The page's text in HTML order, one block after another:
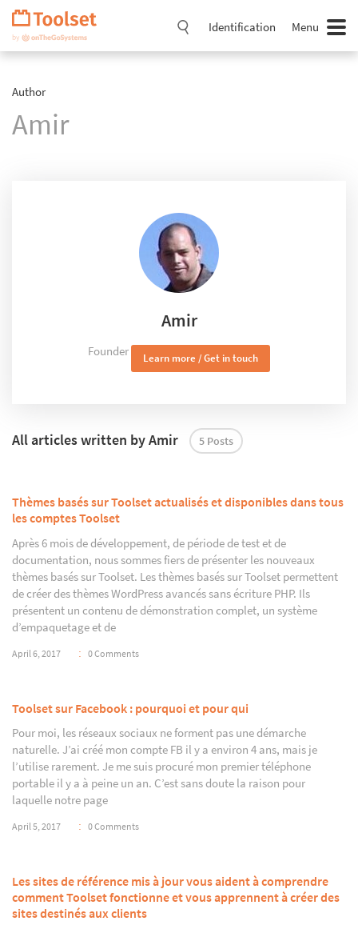
Passer
navigation
Identification Menu
Author
Amir
Amir
Founder Learn more / Get in touch
All articles written by Amir 5 Posts
Thèmes basés sur Toolset actualisés et disponibles dans tous
les comptes Toolset
Après 6 mois de développement, de période de test et de
documentation, nous sommes fiers de présenter les nouveaux
thèmes basés sur Toolset. Les thèmes basés sur Toolset permettent
de créer des thèmes WordPress avancés sans écriture PHP. Ils
présentent un contenu de démonstration complet, un système
d’empaquetage et de
April 6, 2017 0 Comments
Toolset sur Facebook : pourquoi et pour qui
Pour moi, les réseaux sociaux ne forment pas une démarche
naturelle. J’ai créé mon compte FB il y a environ 4 ans, mais je
l’utilise rarement. Je me suis procuré mon premier téléphone
portable il y a à peine un an. C’est sans doute la raison pour
laquelle notre page
April 5, 2017 0 Comments
Les sites de référence mis à jour vous aident à comprendre
comment Toolset fonctionne et vous apprennent à créer des
sites destinés aux clients